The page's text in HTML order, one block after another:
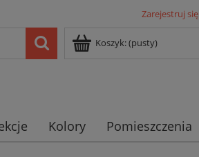
Zarejestruj się
Koszyk:(pusty)
Kolory Pomieszczenia